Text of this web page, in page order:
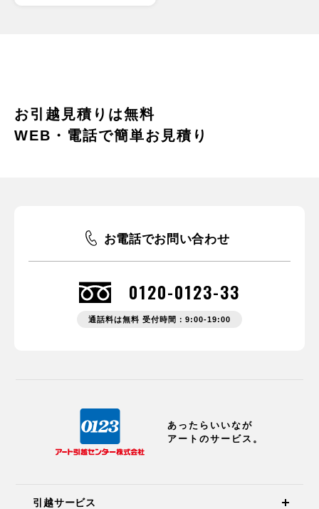
お引越見積りは無料
WEB・電話で簡単お見積り
お電話でお問い合わせ
0120-0123-33
通話料は無料 受付時間：9:00-19:00
あったらいいなが
アートのサービス。
引越サービス